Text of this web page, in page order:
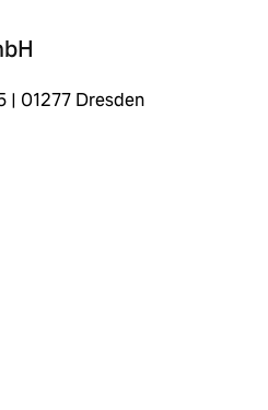
| 01277 Dresden